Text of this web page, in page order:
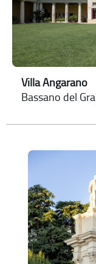
Villa Angarano
Bassano del